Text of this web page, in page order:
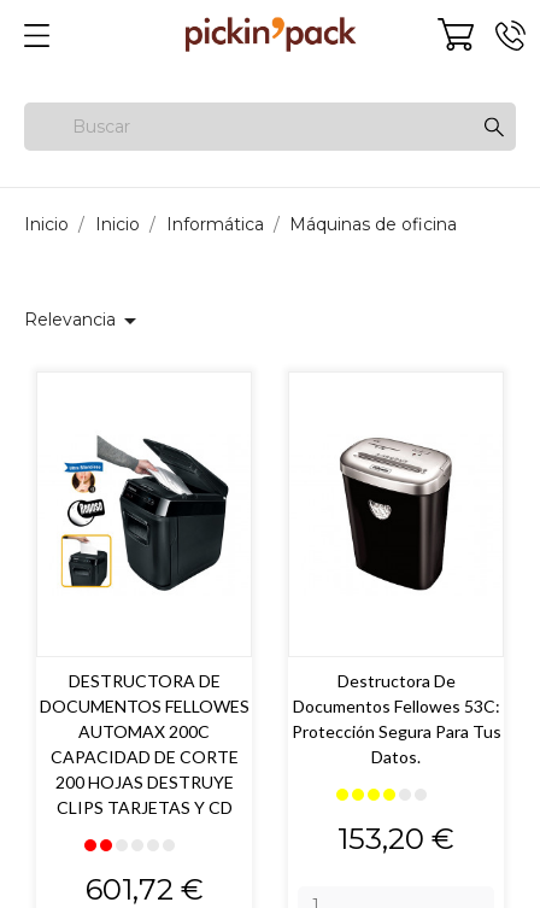
Inicio Inicio Informática Máquinas de oficina
Relevancia 
DESTRUCTORA DE
DOCUMENTOS FELLOWES
AUTOMAX 200C
CAPACIDAD DE CORTE
200 HOJAS DESTRUYE
CLIPS TARJETAS Y CD
Precio
601,72 €
Destructora De
Documentos Fellowes 53C:
Protección Segura Para Tus
Datos.
Precio
153,20 €